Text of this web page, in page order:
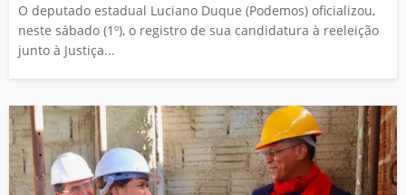
O deputado estadual Luciano Duque (Podemos) oficializou,
neste sábado (1º), o registro de sua candidatura à reeleição
junto à Justiça...